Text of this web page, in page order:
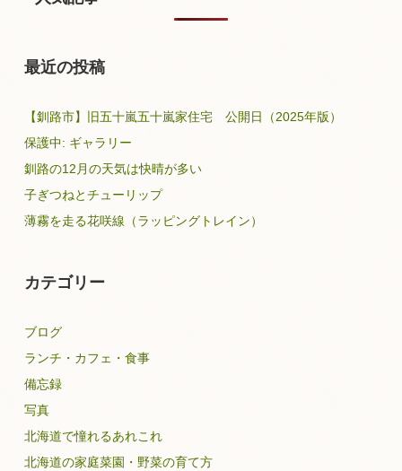
最近の投稿
【釧路市】旧五十嵐五十嵐家住宅 公開日（2025年版）
保護中: ギャラリー
釧路の12月の天気は快晴が多い
子ぎつねとチューリップ
薄霧を走る花咲線（ラッピングトレイン）
カテゴリー
ブログ
ランチ・カフェ・食事
備忘録
写真
北海道で憧れるあれこれ
北海道の家庭菜園・野菜の育て方